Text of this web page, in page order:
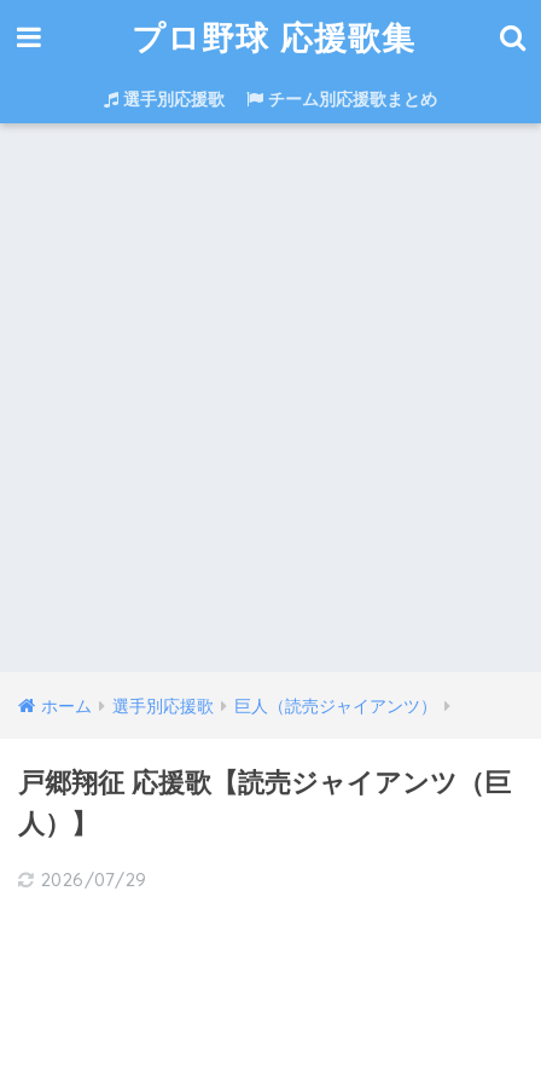
プロ野球 応援歌集
選手別応援歌 チーム別応援歌まとめ
ホーム 選手別応援歌 巨人（読売ジャイアンツ）
戸郷翔征 応援歌【読売ジャイアンツ（巨
人）】
2026/07/29